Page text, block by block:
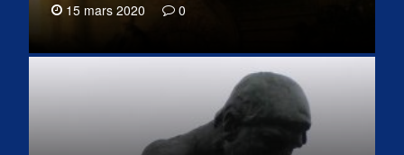
15 mars 2020 0